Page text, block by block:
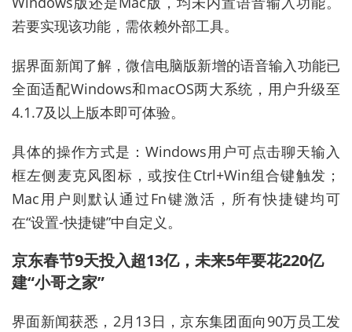
若要实现该功能，需依赖外部工具。
据界面新闻了解，微信电脑版新增的语音输入功能已
全面适配Windows和macOS两大系统，用户升级至
4.1.7及以上版本即可体验。
具体的操作方式是：Windows用户可点击聊天输入
框左侧麦克风图标，或按住Ctrl+Win组合键触发；
Mac用户则默认通过Fn键激活，所有快捷键均可
在“设置-快捷键”中自定义。
京东春节9天投入超13亿，未来5年要花220亿
建“小哥之家”
界面新闻获悉，2月13日，京东集团面向90万员工发